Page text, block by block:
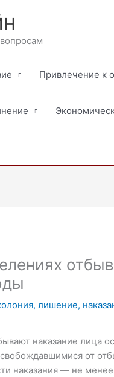
Привлечение к
, лишение,
наказание лица
от
наказания — не